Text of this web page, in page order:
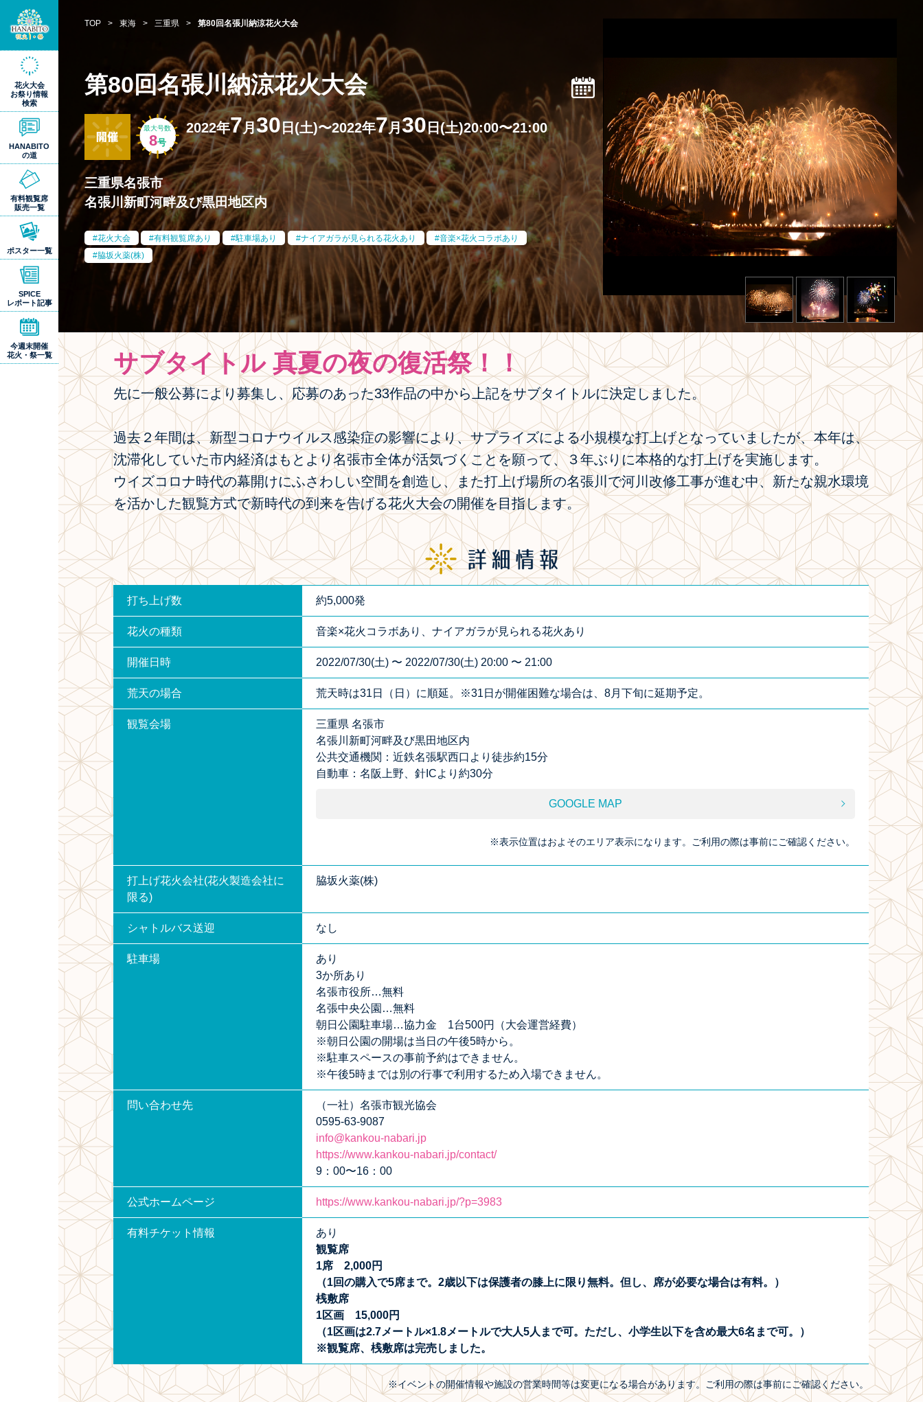
花火大会
お祭り情報
検索
HANABITO
の道
有料観覧席
販売一覧
ポスター一覧
SPICE
レポート記事
今週末開催
花火・祭一覧
TOP > 東海 > 三重県 > 第80回名張川納涼花火大会
第80回名張川納涼花火大会
最大号数
8号
2022年7月30 日(土)〜2022年7月30日(土)20:00〜21:00
三重県名張市
名張川新町河畔及び黒田地区内
花火大会 有料観覧席あり 駐車場あり ナイアガラが見られる花火あり
音楽×花火コラボあり
脇坂火薬(株)
サブタイトル 真夏の夜の復活祭！！
先に一般公募により募集し、応募のあった33作品の中から上記をサブタイトルに決定しました。
過去２年間は、新型コロナウイルス感染症の影響により、サプライズによる小規模な打上げとなっていましたが、本年は、
沈滞化していた市内経済はもとより名張市全体が活気づくことを願って、３年ぶりに本格的な打上げを実施します。
ウイズコロナ時代の幕開けにふさわしい空間を創造し、また打上げ場所の名張川で河川改修工事が進む中、新たな親水環境
を活かした観覧方式で新時代の到来を告げる花火大会の開催を目指します。
打ち上げ数 約5,000発
花火の種類 音楽×花火コラボあり、ナイアガラが見られる花火あり
開催日時 2022/07/30(土) 〜 2022/07/30(土) 20:00 〜 21:00
荒天の場合 荒天時は31日（日）に順延。※31日が開催困難な場合は、8月下旬に延期予定。
観覧会場
三重県 名張市
名張川新町河畔及び黒田地区内
公共交通機関：近鉄名張駅西口より徒歩約15分
自動車：名阪上野、針ICより約30分
GOOGLE MAP
※表示位置はおよそのエリア表示になります。ご利用の際は事前にご確認ください。
打上げ花火会社(花火製造会社に
限る)
脇坂火薬(株)
シャトルバス送迎 なし
駐車場
あり
3か所あり
名張市役所…無料
名張中央公園…無料
朝日公園駐車場…協力金 1台500円（大会運営経費）
※朝日公園の開場は当日の午後5時から。
※駐車スペースの事前予約はできません。
※午後5時までは別の行事で利用するため入場できません。
問い合わせ先
（一社）名張市観光協会
0595-63-9087
info@kankou-nabari.jp
https://www.kankou-nabari.jp/contact/
9：00〜16：00
公式ホームページ https://www.kankou-nabari.jp/?p=3983
有料チケット情報
あり
観覧席
1席 2,000円
（1回の購入で5席まで。2歳以下は保護者の膝上に限り無料。但し、席が必要な場合は有料。）
桟敷席
1区画 15,000円
（1区画は2.7メートル×1.8メートルで大人5人まで可。ただし、小学生以下を含め最大6名まで可。）
※観覧席、桟敷席は完売しました。
※イベントの開催情報や施設の営業時間等は変更になる場合があります。ご利用の際は事前にご確認ください。